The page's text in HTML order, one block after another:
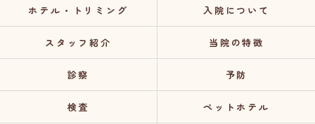
ホテル・トリミング 入院について
スタッフ紹介 当院の特徴
診察 予防
検査 ペットホテル